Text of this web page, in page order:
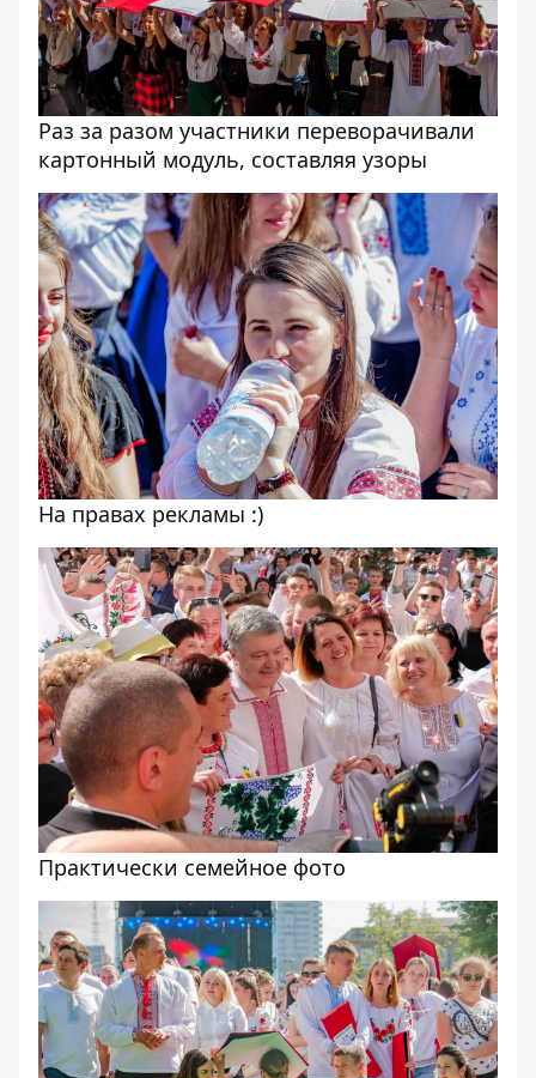
Раз за разом участники переворачивали
картонный модуль, составляя узоры
На правах рекламы :)
Практически семейное фото